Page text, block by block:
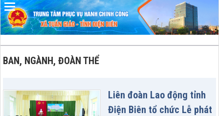
BAN, NGÀNH, ĐOÀN THỂ
Liên đoàn Lao động tỉnh
Điện Biên tổ chức Lễ phát